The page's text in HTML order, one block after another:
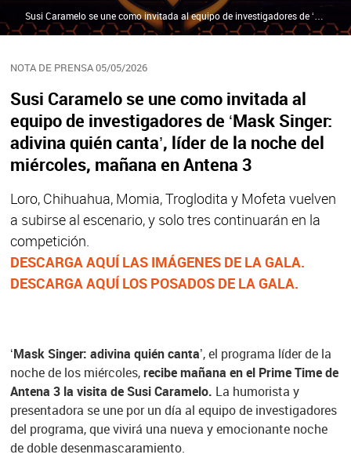
NOTA DE PRENSA 05/05/2026
Susi Caramelo se une como invitada al
equipo de investigadores de ‘Mask Singer:
adivina quién canta’, líder de la noche del
miércoles, mañana en Antena 3
Loro, Chihuahua, Momia, Troglodita y Mofeta vuelven
a subirse al escenario, y solo tres continuarán en la
competición.
DESCARGA AQUÍ LAS IMÁGENES DE LA GALA.
DESCARGA AQUÍ LOS POSADOS DE LA GALA.
Susi Caramelo se une como invitada al equipo de investigadores de ‘Mask Singer: adivina quién canta’, líder de la noche del miércoles, mañana en Antena 3 | Atresmedia
‘Mask Singer: adivina quién canta’, el programa líder de la
noche de los miércoles,recibe mañana en el Prime Time de
Antena 3 la visita de Susi Caramelo. La humorista y
presentadora se une por un día al equipo de investigadores
del programa, que vivirá una nueva y emocionante noche
de doble desenmascaramiento.